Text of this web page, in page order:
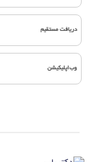
دریافت مستقیم
وب‌اپلیکیشن